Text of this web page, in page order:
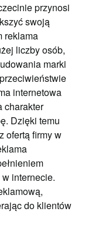
przynosi
swoją
reklama
liczby osób,
marki
internetowa
charakter
Dzięki temu
ofertą firmy w
internecie.
do klientów